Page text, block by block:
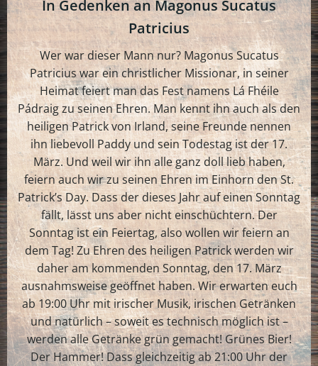
In Gedenken an Magonus Sucatus
Patricius
Wer war dieser Mann nur? Magonus Sucatus
Patricius war ein christlicher Missionar, in seiner
Heimat feiert man das Fest namens Lá Fhéile
Pádraig zu seinen Ehren. Man kennt ihn auch als den
heiligen Patrick von Irland, seine Freunde nennen
ihn liebevoll Paddy und sein Todestag ist der 17.
März. Und weil wir ihn alle ganz doll lieb haben,
feiern auch wir zu seinen Ehren im Einhorn den St.
Patrick’s Day. Dass der dieses Jahr auf einen Sonntag
fällt, lässt uns aber nicht einschüchtern. Der
Sonntag ist ein Feiertag, also wollen wir feiern an
dem Tag! Zu Ehren des heiligen Patrick werden wir
daher am kommenden Sonntag, den 17. März
ausnahmsweise geöffnet haben. Wir erwarten euch
ab 19:00 Uhr mit irischer Musik, irischen Getränken
und natürlich – soweit es technisch möglich ist –
werden alle Getränke grün gemacht! Grünes Bier!
Der Hammer! Dass gleichzeitig ab 21:00 Uhr der